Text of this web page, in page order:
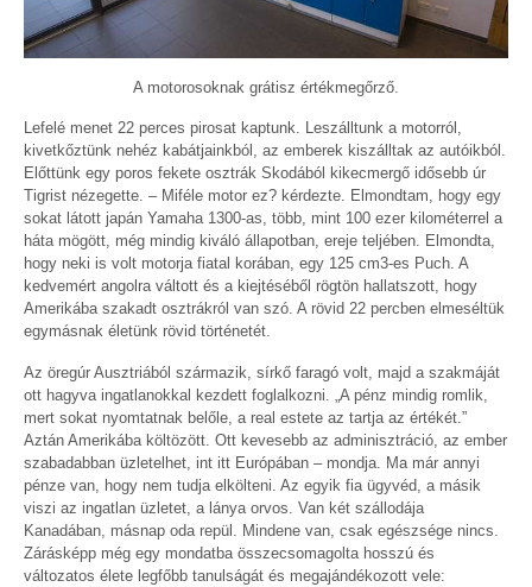
A motorosoknak grátisz értékmegőrző.
Lefelé menet 22 perces pirosat kaptunk. Leszálltunk a motorról,
kivetkőztünk nehéz kabátjainkból, az emberek kiszálltak az autóikból.
Előttünk egy poros fekete osztrák Skodából kikecmergő idősebb úr
Tigrist nézegette. – Miféle motor ez? kérdezte. Elmondtam, hogy egy
sokat látott japán Yamaha 1300-as, több, mint 100 ezer kilométerrel a
háta mögött, még mindig kiváló állapotban, ereje teljében. Elmondta,
hogy neki is volt motorja fiatal korában, egy 125 cm3-es Puch. A
kedvemért angolra váltott és a kiejtéséből rögtön hallatszott, hogy
Amerikába szakadt osztrákról van szó. A rövid 22 percben elmeséltük
egymásnak életünk rövid történetét.
Az öregúr Ausztriából származik, sírkő faragó volt, majd a szakmáját
ott hagyva ingatlanokkal kezdett foglalkozni. „A pénz mindig romlik,
mert sokat nyomtatnak belőle, a real estete az tartja az értékét.”
Aztán Amerikába költözött. Ott kevesebb az adminisztráció, az ember
szabadabban üzletelhet, int itt Európában – mondja. Ma már annyi
pénze van, hogy nem tudja elkölteni. Az egyik fia ügyvéd, a másik
viszi az ingatlan üzletet, a lánya orvos. Van két szállodája
Kanadában, másnap oda repül. Mindene van, csak egészsége nincs.
Zárásképp még egy mondatba összecsomagolta hosszú és
változatos élete legfőbb tanulságát és megajándékozott vele: